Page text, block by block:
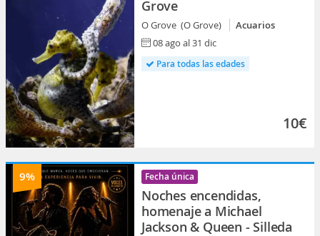
Grove
O Grove (O Grove)
Acuarios
08 ago al 31 dic
Para todas las edades
10€
9% Fecha única
Noches encendidas,
homenaje a Michael
Jackson & Queen - Silleda